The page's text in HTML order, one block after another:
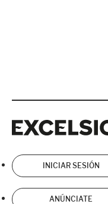
INICIAR SESIÓN
ANÚNCIATE